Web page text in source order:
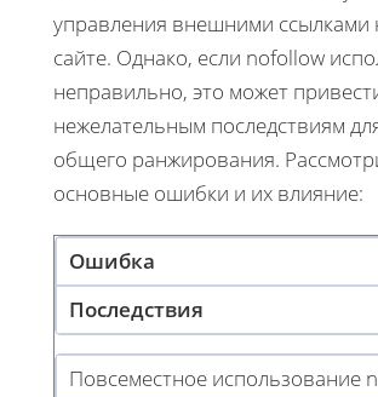
управления внешними ссылками
сайте. Однако, если nofollow
неправильно, это может
нежелательным последствиям
общего ранжирования.
основные ошибки и их влияние:
Ошибка
Последствия
Повсеместное использование